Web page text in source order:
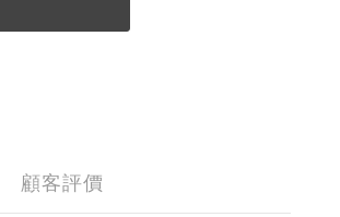
顧客評價